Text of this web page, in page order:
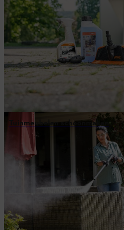
Tuinmeubelen schoonmaken